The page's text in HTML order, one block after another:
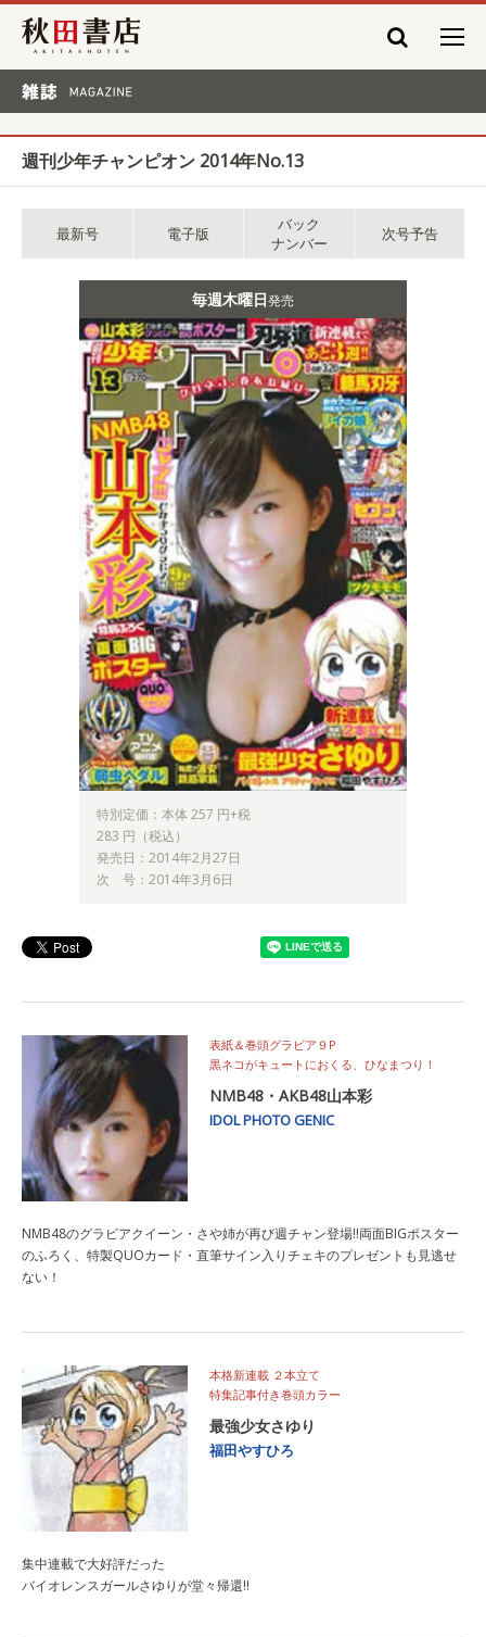
秋田書店
週刊少年チャンピオン 2014年No.13
最新号 電子版
バック
ナンバー
次号予告
毎週木曜日発売
特別定価：本体 257 円+税
283 円（税込）
発売日：2014年2月27日
次 号：2014年3月6日
表紙＆巻頭グラビア９P
黒ネコがキュートにおくる、ひなまつり！
NMB48・AKB48山本彩
IDOL PHOTO GENIC
NMB48のグラビアクイーン・さや姉が再び週チャン登場!!両面BIGポスター
のふろく、特製QUOカード・直筆サイン入りチェキのプレゼントも見逃せ
ない！
本格新連載 ２本立て
特集記事付き巻頭カラー
最強少女さゆり
福田やすひろ
集中連載で大好評だった
バイオレンスガールさゆりが堂々帰還!!